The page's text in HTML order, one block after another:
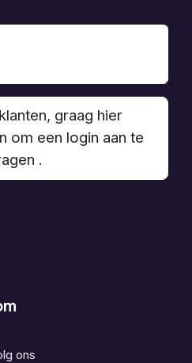
graag hier
om een login aan te
.
ons